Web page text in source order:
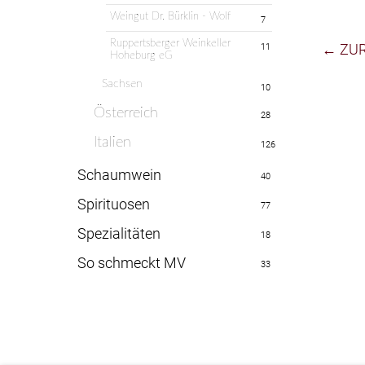
Weingut Dr. Bürklin - Wolf 7
Ruppertsberger Weinkeller
Hoheburg eG
11
Sachsen 10
Österreich 28
Italien 126
Schaumwein 40
Spirituosen 77
Spezialitäten 18
So schmeckt MV 33
←